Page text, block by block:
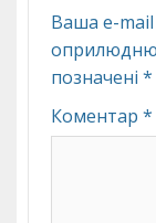
Ваша e-mail
позначені *
Коментар *